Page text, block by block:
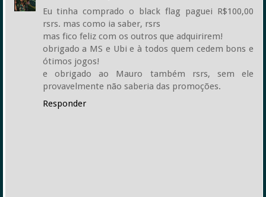
Eu tinha comprado o black flag paguei R$100,00
rsrs. mas como ia saber, rsrs
mas fico feliz com os outros que adquirirem!
obrigado a MS e Ubi e à todos quem cedem bons e
ótimos jogos!
e obrigado ao Mauro também rsrs, sem ele
provavelmente não saberia das promoções.
Responder